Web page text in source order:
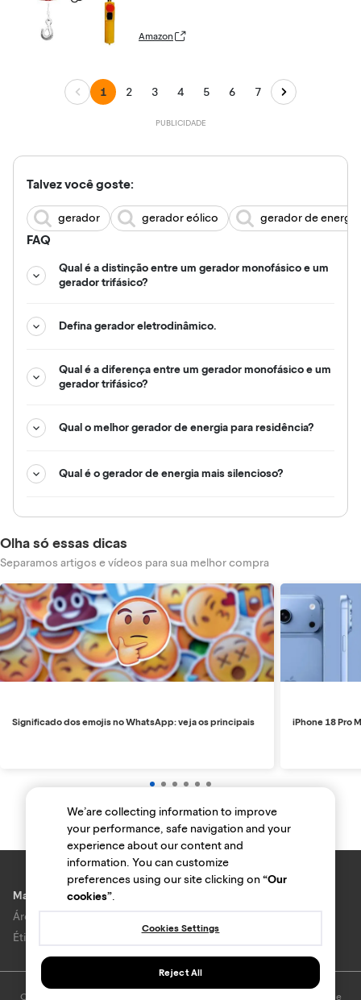
Amazon
1 2 3 4 5 6 7
Talvez você goste:
gerador gerador eólico gerador de energia
FAQ
Qual é a distinção entre um gerador monofásico e um
gerador trifásico?
Defina gerador eletrodinâmico.
Qual é a diferença entre um gerador monofásico e um
gerador trifásico?
Qual o melhor gerador de energia para residência?
Qual é o gerador de energia mais silencioso?
Olha só essas dicas
Separamos artigos e vídeos para sua melhor compra
Significado dos emojis no WhatsApp: veja os principais iPhone 18 Pro
Marcas e lojas
Área do anunciante
Ética e Integridade
O uso deste site está sujeito aos termos e condições do e
We’are collecting information to improve
your performance, safe navigation and your
experience about our content and
information. You can customize
preferences using our site clicking on“Our
cookies”.
Cookies Settings
Reject All